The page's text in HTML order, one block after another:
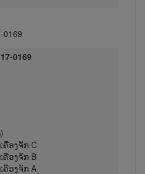
0169
ຄື່ອງຈັກ C
ອງຈັກ B
ອງຈັກ A